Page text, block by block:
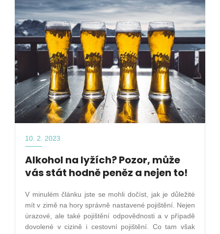
10. 2. 2023
Alkohol na lyžích? Pozor, může
vás stát hodně peněz a nejen to!
V minulém článku jste se mohli dočíst, jak je důležité
mít v zimě na hory správně nastavené pojištění. Nejen
úrazové, ale také pojištění odpovědnosti a v případě
dovolené v cizině i cestovní pojištění. Co tam však